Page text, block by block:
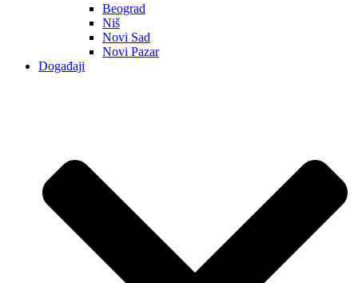
Beograd
Niš
Novi Sad
Novi Pazar
Događaji